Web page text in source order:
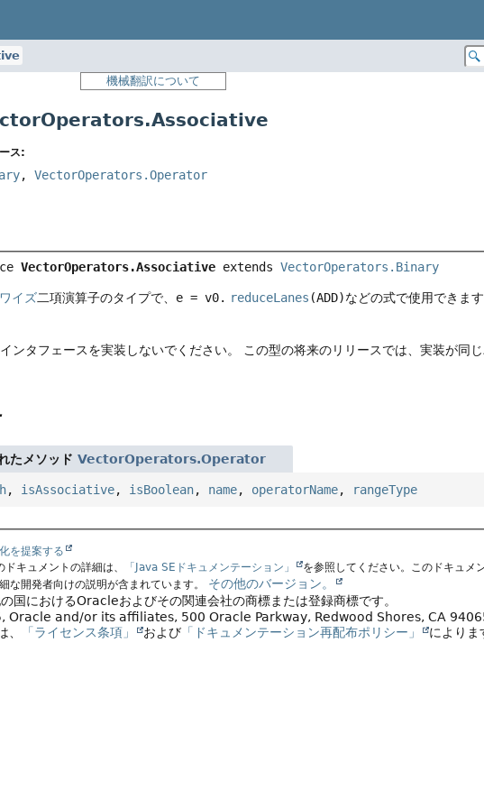
機械翻訳について
ス:
,VectorOperators.Operator
VectorOperators.Associative extends VectorOperators.Binary
イズ二項演算子のタイプで、 e = v0. reduceLanes (ADD)などの式で使用できます
ンタフェースを実装しないでください。
この型の将来のリリースでは、実装が同
たメソッドVectorOperators.Operator
, isAssociative, isBoolean, name, operatorName, rangeType
を提案する
キュメントの詳細は、
「Java SEドキュメンテーション」
を参照してください。このドキュメ
な開発者向けの説明が含まれています。
その他のバージョン。
国におけるOracleおよびその関連会社の商標または登録商標です。
and/or its affiliates, 500 Oracle Parkway, Redwood Shores, CA
、 「ライセンス条項」 および 「ドキュメンテーション再配布ポリシー」 によりま